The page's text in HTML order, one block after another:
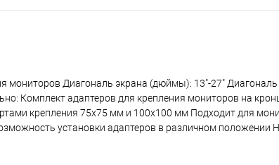
мониторов Диагональ экрана (дюймы): 13"-27"
Комплект адаптеров для крепления мониторов на
крепления 75х75 мм и 100х100 мм Подходит для
установки адаптеров в различном положении